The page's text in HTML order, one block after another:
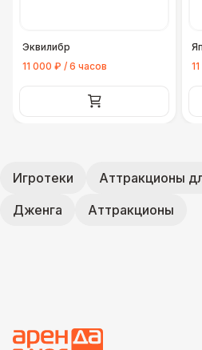
Эквилибр
11 000 ₽ / 6 часов
Игротеки
Аттракционы
Дженга
Аттракционы